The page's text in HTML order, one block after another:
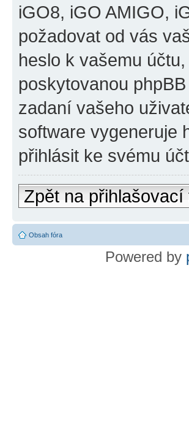
iGO8, iGO AMIGO,
požadovat od vás
heslo k vašemu
poskytovanou
zadaní vašeho
software vygeneruje
přihlásit ke svému
Zpět na přihlašovací
Obsah fóra
Powered by